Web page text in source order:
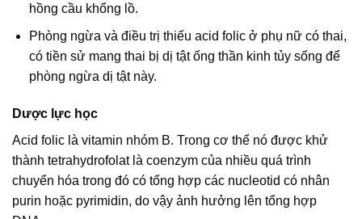
hồng cầu khổng lồ.
Phòng ngừa và điều trị thiếu acid folic ở phụ nữ có thai,
có tiền sử mang thai bị dị tật ống thần kinh tủy sống để
phòng ngừa dị tật này.
Dược lực học
Acid folic là vitamin nhóm B. Trong cơ thể nó được khử
thành tetrahydrofolat là coenzym của nhiều quá trình
chuyển hóa trong đó có tổng hợp các nucleotid có nhân
purin hoặc pyrimidin, do vậy ảnh hưởng lên tổng hợp